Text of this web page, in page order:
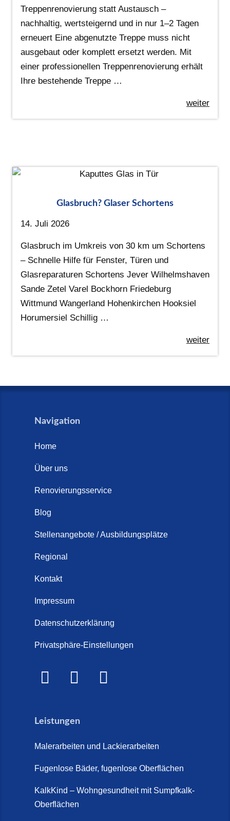
Treppenrenovierung statt Austausch –
nachhaltig, wertsteigernd und in nur 1–2 Tagen
erneuert Eine abgenutzte Treppe muss nicht
ausgebaut oder komplett ersetzt werden. Mit
einer professionellen Treppenrenovierung erhält
Ihre bestehende Treppe …
weiter
Glasbruch? Glaser Schortens
14. Juli 2026
Glasbruch im Umkreis von 30 km um Schortens
– Schnelle Hilfe für Fenster, Türen und
Glasreparaturen Schortens Jever Wilhelmshaven
Sande Zetel Varel Bockhorn Friedeburg
Wittmund Wangerland Hohenkirchen Hooksiel
Horumersiel Schillig …
weiter
Navigation
Home
Über uns
Renovierungsservice
Blog
Stellenangebote / Ausbildungsplätze
Regional
Kontakt
Impressum
Datenschutzerklärung
Privatsphäre-Einstellungen
Leistungen
Malerarbeiten und Lackierarbeiten
Fugenlose Bäder, fugenlose Oberflächen
KalkKind – Wohngesundheit mit Sumpfkalk-
Oberflächen